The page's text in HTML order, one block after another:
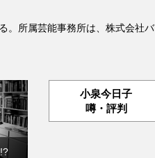
。所属芸能事務所は、株式会社バ
小泉今日子
噂・評判